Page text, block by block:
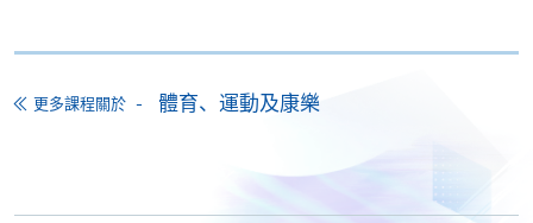
申請人可在網上使用「繳費靈」(PPS) (不適用於手
讀學歷頒授課程設有網上服務，在學學員亦可以「微
Alipay) 或 「轉數快」(FPS) 繳付學費。
更多課程關於 體育、運動及康樂